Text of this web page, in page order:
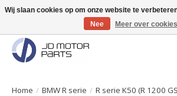
Originele onderdelen direct uit voorraad leverbaar!
Home / BMW R serie / R serie K50 (R 1200
Wij slaan cookies op om onze website te
Nee
Meer over